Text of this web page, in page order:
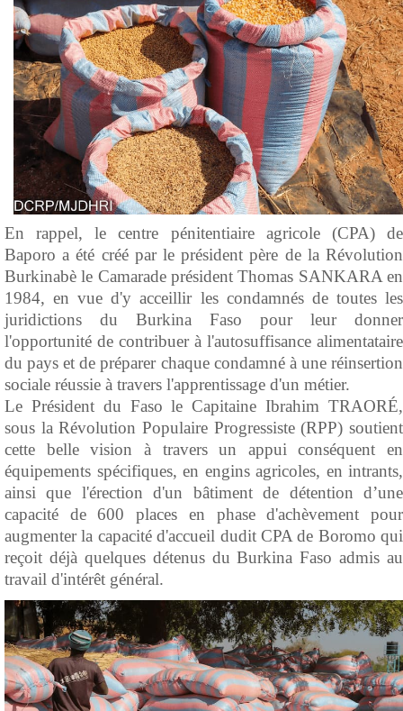
En rappel, le centre pénitentiaire agricole (CPA) de
Baporo a été créé par le président père de la Révolution
Burkinabè le Camarade président Thomas SANKARA en
1984, en vue d'y acceillir les condamnés de toutes les
juridictions du Burkina Faso pour leur donner
l'opportunité de contribuer à l'autosuffisance alimentataire
du pays et de préparer chaque condamné à une réinsertion
sociale réussie à travers l'apprentissage d'un métier.
Le Président du Faso le Capitaine Ibrahim TRAORÉ,
sous la Révolution Populaire Progressiste (RPP) soutient
cette belle vision à travers un appui conséquent en
équipements spécifiques, en engins agricoles, en intrants,
ainsi que l'érection d'un bâtiment de détention d’une
capacité de 600 places en phase d'achèvement pour
augmenter la capacité d'accueil dudit CPA de Boromo qui
reçoit déjà quelques détenus du Burkina Faso admis au
travail d'intérêt général.